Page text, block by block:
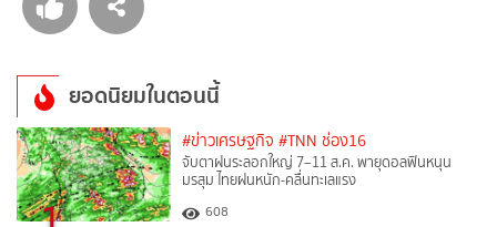
ยอดนิยมในตอนนี้
#ข่าวเศรษฐกิจ #TNN ช่อง16
จับตาฝนระลอกใหญ่ 7–11 ส.ค. พายุดอลฟินหนุน
มรสุม ไทยฝนหนัก-คลื่นทะเลแรง
608